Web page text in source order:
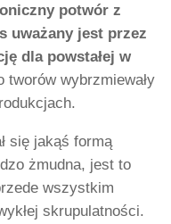
potwór z
uważany jest przez
dla powstałej w
tworów wybrzmiewały
się jakąś formą
żmudna, jest to
wszystkim
skrupulatności.